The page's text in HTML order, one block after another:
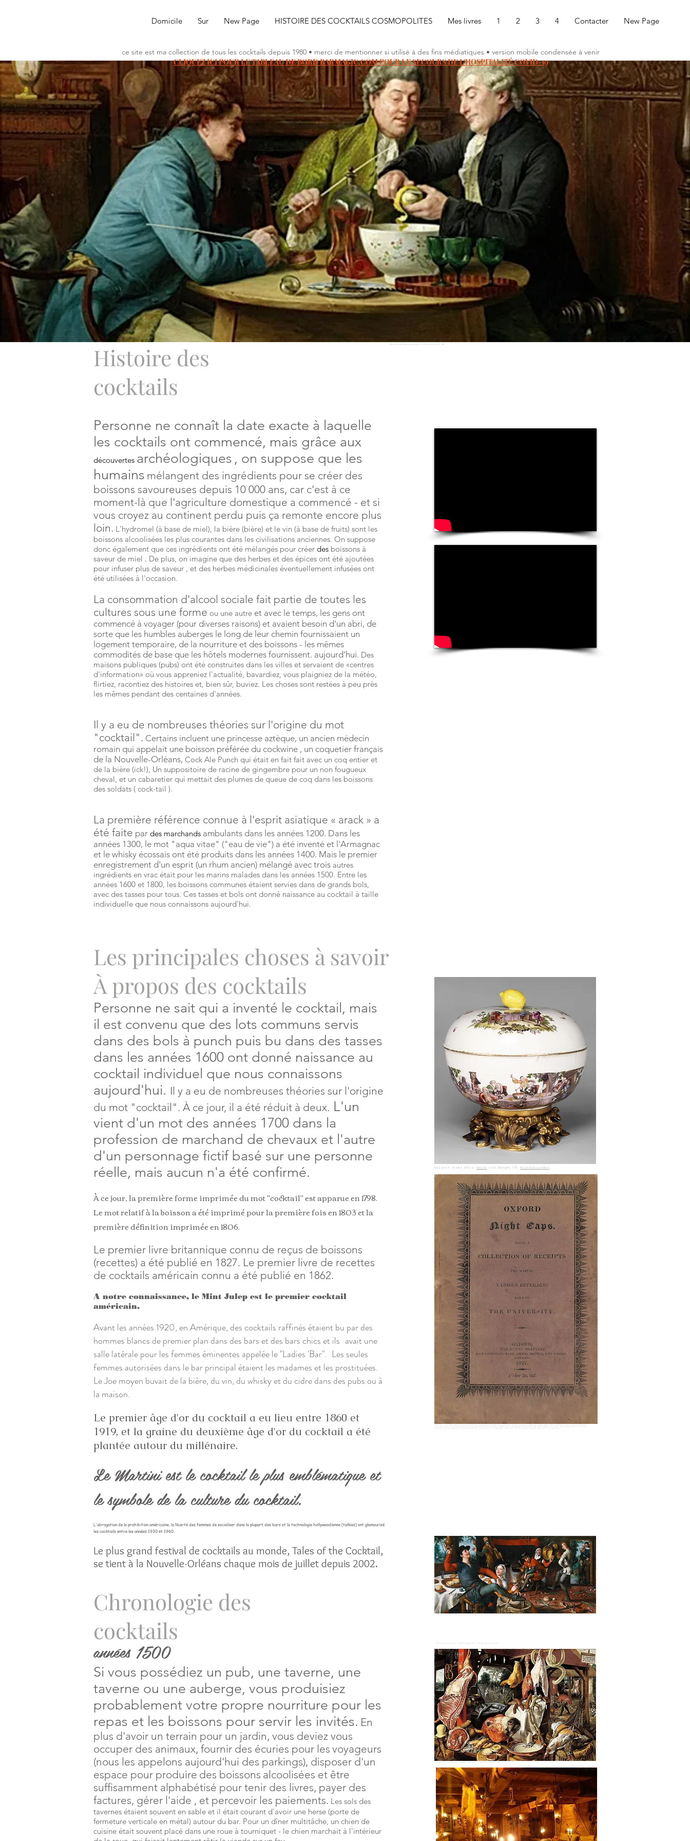
Domicile Sur New Page HISTOIRE DES COCKTAILS COSMOPOLITES Mes livres 1 2 3 4 Contacter New Page
ce site est ma collection de tous les cocktails depuis 1980 • merci de mentionner si utilisé à des fins médiatiques • version mobile condensée à venir
CLIQUEZ ICI POUR LE TABLEAU DE BORD BARMAGIC.COM POUR LE SECOURS DE L'HOSPITALITÉ COVID-19
Histoire des
cocktails
Personne ne connaît la date exacte à laquelle
les cocktails ont commencé, mais grâce aux
découvertes archéologiques , on suppose que les
humains mélangent des ingrédients pour se créer des
boissons savoureuses depuis 10 000 ans, car c'est à ce
moment-là que l'agriculture domestique a commencé - et si
vous croyez au continent perdu puis ça remonte encore plus
loin. L'hydromel (à base de miel), la bière (bière) et le vin (à base de fruits) sont les
boissons alcoolisées les plus courantes dans les civilisations anciennes. On suppose
donc également que ces ingrédients ont été mélangés pour créer des boissons à
saveur de miel . De plus, on imagine que des herbes et des épices ont été ajoutées
pour infuser plus de saveur , et des herbes médicinales éventuellement infusées ont
été utilisées à l'occasion.
La consommation d'alcool sociale fait partie de toutes les
cultures sous une forme ou une autre et avec le temps, les gens ont
commencé à voyager (pour diverses raisons) et avaient besoin d'un abri, de
sorte que les humbles auberges le long de leur chemin fournissaient un
logement temporaire, de la nourriture et des boissons - les mêmes
commodités de base que les hôtels modernes fournissent. aujourd'hui. Des
maisons publiques (pubs) ont été construites dans les villes et servaient de «centres
d'information» où vous appreniez l'actualité, bavardiez, vous plaigniez de la météo,
flirtiez, racontiez des histoires et, bien sûr, buviez. Les choses sont restées à peu près
les mêmes pendant des centaines d'années.
Il y a eu de nombreuses théories sur l'origine du mot
"cocktail". Certains incluent une princesse aztèque, un ancien médecin
romain qui appelait une boisson préférée du cockwine , un coquetier français
de la Nouvelle-Orléans, Cock Ale Punch qui était en fait fait avec un coq entier et
de la bière (ick!), Un suppositoire de racine de gingembre pour un non fougueux
cheval, et un cabaretier qui mettait des plumes de queue de coq dans les boissons
des soldats ( cock-tail ).
La première référence connue à l'esprit asiatique « arack » a
été faite par des marchands ambulants dans les années 1200. Dans les
années 1300, le mot "aqua vitae" ("eau de vie") a été inventé et l'Armagnac
et le whisky écossais ont été produits dans les années 1400. Mais le premier
enregistrement d'un esprit (un rhum ancien) mélangé avec trois autres
ingrédients en vrac était pour les marins malades dans les années 1500. Entre les
années 1600 et 1800, les boissons communes étaient servies dans de grands bols,
avec des tasses pour tous. Ces tasses et bols ont donné naissance au cocktail à taille
individuelle que nous connaissons aujourd'hui.
artnet.fr / Artiste Walter Dendy Sadler - Un bon bol de punch 1886
Les principales choses à savoir
À propos des cocktails
Personne ne sait qui a inventé le cocktail, mais
il est convenu que des lots communs servis
dans des bols à punch puis bu dans des tasses
dans les années 1600 ont donné naissance au
cocktail individuel que nous connaissons
aujourd'hui. Il y a eu de nombreuses théories sur l'origine
du mot "cocktail". À ce jour, il a été réduit à deux. L'un
vient d'un mot des années 1700 dans la
profession de marchand de chevaux et l'autre
d'un personnage fictif basé sur une personne
réelle, mais aucun n'a été confirmé.
À ce jour, la première forme imprimée du mot "cocktail" est apparue en 1798.
Le mot relatif à la boisson a été imprimé pour la première fois en 1803 et la
première définition imprimée en 1806.
Le premier livre britannique connu de reçus de boissons
(recettes) a été publié en 1827. Le premier livre de recettes
de cocktails américain connu a été publié en 1862.
A notre connaissance, le Mint Julep est le premier cocktail
américain.
Avant les années 1920, en Amérique, des cocktails raffinés étaient bu par des
hommes blancs de premier plan dans des bars et des bars chics et ils avait une
salle latérale pour les femmes éminentes appelée le "Ladies 'Bar". Les seules
femmes autorisées dans le bar principal étaient les madames et les prostituées.
Le Joe moyen buvait de la bière, du vin, du whisky et du cidre dans des pubs ou à
la maison.
Le premier âge d'or du cocktail a eu lieu entre 1860 et
1919, et la graine du deuxième âge d'or du cocktail a été
plantée autour du millénaire.
Le Martini est le cocktail le plus emblématique et
le symbole de la culture du cocktail.
L'abrogation de la prohibition américaine, la liberté des femmes de socialiser dans la plupart des bars et la technologie hollywoodienne (talkies) ont glamourisé
les cocktails entre les années 1930 et 1960.
Le plus grand festival de cocktails au monde, Tales of the Cocktail,
se tient à la Nouvelle-Orléans chaque mois de juillet depuis 2002.
Bol à punch et stand, faite à la Meissen usine, Allemagne, 1770,Musée Victoria et Albert
1827 - Le premier livre connu de reçus de boissons (recettes) rédigé par des étudiants de l'université
d'Oxford. Le livre a connu de nombreuses éditions pendant près de 100 ans. C'est le premier. Il n'en
Chronologie des
cocktails
années 1500
Si vous possédiez un pub, une taverne, une
taverne ou une auberge, vous produisiez
probablement votre propre nourriture pour les
repas et les boissons pour servir les invités. En
plus d'avoir un terrain pour un jardin, vous deviez vous
occuper des animaux, fournir des écuries pour les voyageurs
(nous les appelons aujourd'hui des parkings), disposer d'un
espace pour produire des boissons alcoolisées et être
suffisamment alphabétisé pour tenir des livres, payer des
factures, gérer l'aide , et percevoir les paiements. Les sols des
tavernes étaient souvent en sable et il était courant d'avoir une herse (porte de
fermeture verticale en métal) autour du bar. Pour un dîner multitâche, un chien de
cuisine était souvent placé dans une roue à tourniquet - le chien marchait à l'intérieur
1552 peinture par Pieter Aertsen | Domaine public